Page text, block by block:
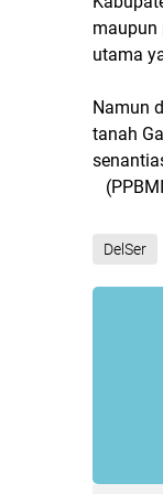
maupun
utama
Namun
tanah
DelSer